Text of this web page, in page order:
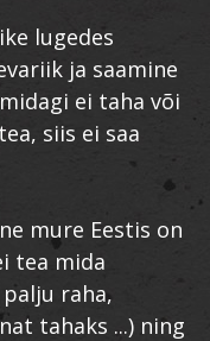
lugedes
ja saamine
ei taha või
siis ei saa
mure Eestis on
tea mida
raha,
tahaks ...) ning